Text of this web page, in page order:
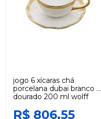
jogo 6 xícaras chá
porcelana dubai branco e
dourado 200 ml wolff
R$ 806,55